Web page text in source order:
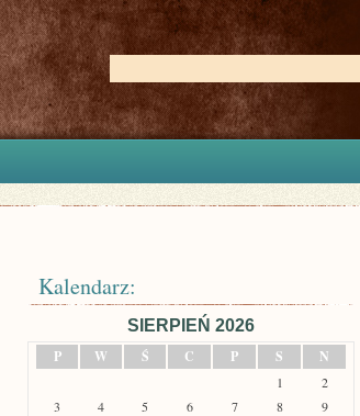
Kalendarz:
SIERPIEŃ 2026
P
W Ś C P S N
1
2
3
4 5 6 7 8
9